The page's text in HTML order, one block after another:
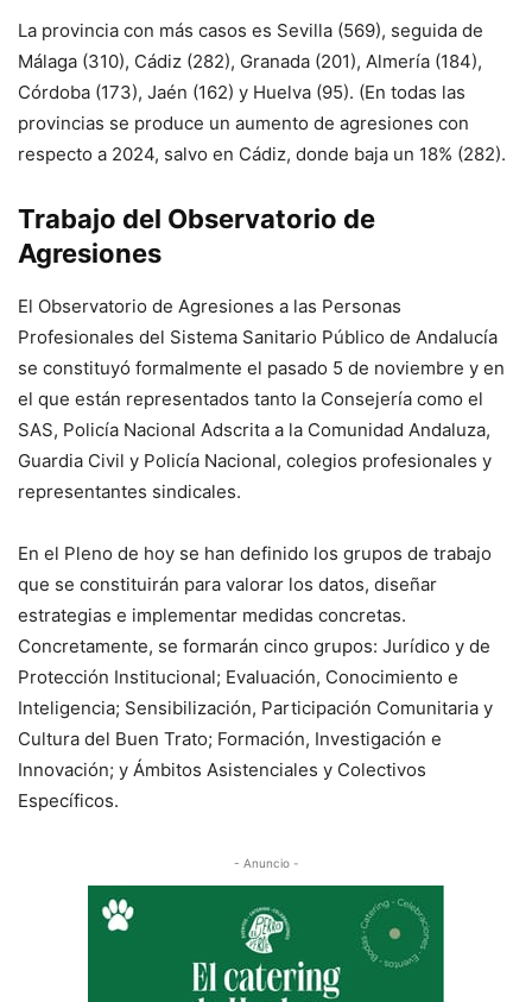
La provincia con más casos es Sevilla (569), seguida de
Málaga (310), Cádiz (282), Granada (201), Almería (184),
Córdoba (173), Jaén (162) y Huelva (95). (En todas las
provincias se produce un aumento de agresiones con
respecto a 2024, salvo en Cádiz, donde baja un 18% (282).
Trabajo del Observatorio de
Agresiones
El Observatorio de Agresiones a las Personas
Profesionales del Sistema Sanitario Público de Andalucía
se constituyó formalmente el pasado 5 de noviembre y en
el que están representados tanto la Consejería como el
SAS, Policía Nacional Adscrita a la Comunidad Andaluza,
Guardia Civil y Policía Nacional, colegios profesionales y
representantes sindicales.
En el Pleno de hoy se han definido los grupos de trabajo
que se constituirán para valorar los datos, diseñar
estrategias e implementar medidas concretas.
Concretamente, se formarán cinco grupos: Jurídico y de
Protección Institucional; Evaluación, Conocimiento e
Inteligencia; Sensibilización, Participación Comunitaria y
Cultura del Buen Trato; Formación, Investigación e
Innovación; y Ámbitos Asistenciales y Colectivos
Específicos.
- Anuncio -